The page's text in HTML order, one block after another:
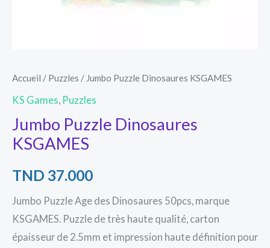
Accueil / Puzzles / Jumbo Puzzle Dinosaures KSGAMES
KS Games Puzzles
Jumbo Puzzle Dinosaures
KSGAMES
TND 37.000
Jumbo Puzzle Age des Dinosaures 50pcs, marque
KSGAMES. Puzzle de très haute qualité, carton
épaisseur de 2.5mm et impression haute définition pour